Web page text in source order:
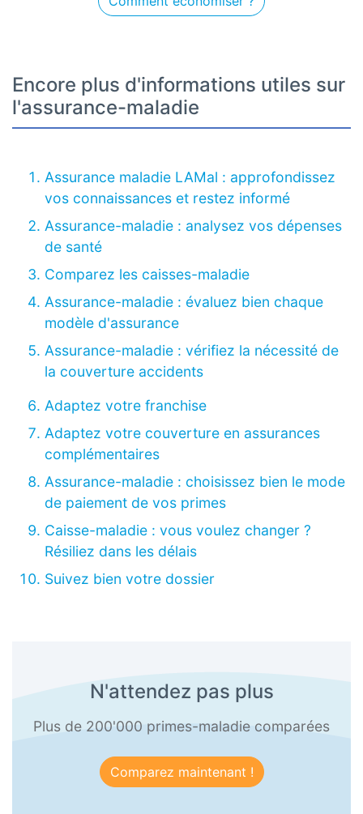
Encore plus d'informations utiles sur
l'assurance-maladie
Assurance maladie LAMal : approfondissez
vos connaissances et restez informé
Assurance-maladie : analysez vos dépenses
de santé
Comparez les caisses-maladie
Assurance-maladie : évaluez bien chaque
modèle d'assurance
Assurance-maladie : vérifiez la nécessité de
la couverture accidents
Adaptez votre franchise
Adaptez votre couverture en assurances
complémentaires
Assurance-maladie : choisissez bien le mode
de paiement de vos primes
Caisse-maladie : vous voulez changer ?
Résiliez dans les délais
Suivez bien votre dossier
N'attendez pas plus
Plus de 200'000 primes-maladie comparées
Comparez maintenant !